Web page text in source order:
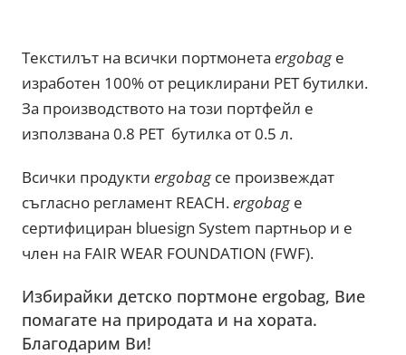
Текстилът на всички портмонетаergobagе
изработен 100% от рециклирани PET бутилки.
За производството на този портфейл е
използвана 0.8 PET бутилка от 0.5 л.
Всички продуктиergobagсе произвеждат
съгласно регламент REACH.ergobagе
сертифициран bluesign System партньор и е
член на FAIR WEAR FOUNDATION (FWF).
Избирайки детско портмоне ergobag, Вие
помагате на природата и на хората.
Благодарим Ви!